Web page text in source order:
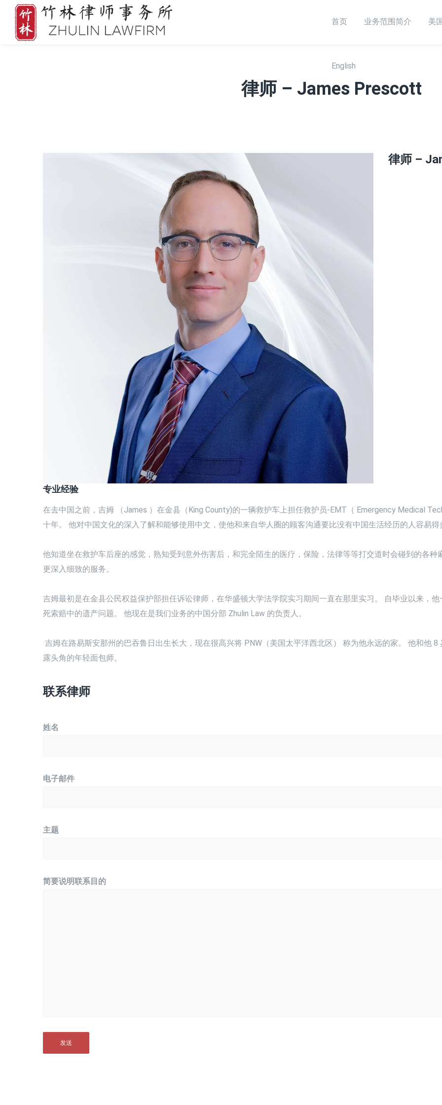
首页 业务范围简介 美
English
English
律师 – James Prescott
律师 –
专业经验
在去中国之前，吉姆 （James ）在金县（King County)的一辆救护车上担任救护员-EMT（ Emergency Medical
十年。 他对中国文化的深入了解和能够使用中文，使他和来自华人圈的顾客沟通要比没有中国生活经历的人容易得
他知道坐在救护车后座的感觉，熟知受到意外伤害后，和完全陌生的医疗，保险，法律等等打交道时会碰到的各
更深入细致的服务。
吉姆最初是在金县公民权益保护部担任诉讼律师，在华盛顿大学法学院实习期间一直在那里实习。 自毕业以来，
死索赔中的遗产问题。 他现在是我们业务的中国分部 Zhulin Law 的负责人。
吉姆在路易斯安那州的巴吞鲁日出生长大，现在很高兴将 PNW（美国太平洋西北区） 称为他永远的家。 他和他
露头角的年轻面包师。
联系律师
姓名
电子邮件
主题
简要说明联系目的